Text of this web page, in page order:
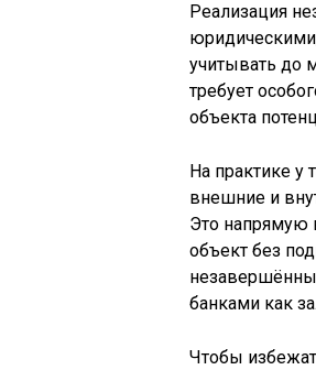
Реализация
учитывать до
требует
объекта
На практике у
внешние и
Это напрямую
объект без
банками как
Чтобы